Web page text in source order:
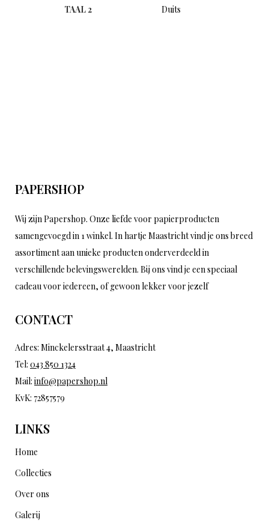
TAAL 2
Duits
PAPERSHOP
Wij zijn Papershop. Onze liefde voor papierproducten
samengevoegd in 1 winkel. In hartje Maastricht vind je ons breed
assortiment aan unieke producten onderverdeeld in
verschillende belevingswerelden. Bij ons vind je een speciaal
cadeau voor iedereen, of gewoon lekker voor jezelf
CONTACT
Adres: Minckelersstraat 4, Maastricht
Tel: 043 850 1324
Mail: info@papershop.nl
KvK: 72857579
LINKS
Home
Collecties
Over ons
Galerij